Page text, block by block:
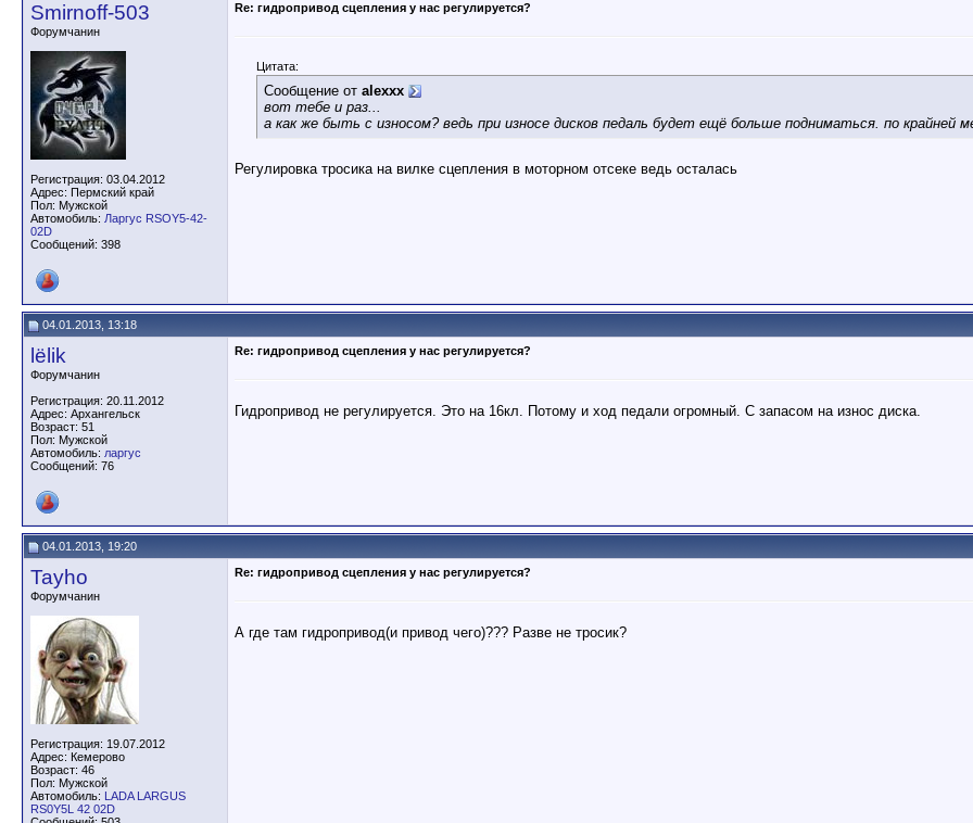
Smirnoff-503
Форумчанин
Регистрация: 03.04.2012
Адрес: Пермский край
Пол: Мужской
Автомобиль: Ларгус RSOY5-42-
02D
Сообщений: 398
Re: гидропривод сцепления у нас регулируется?
Цитата:
Сообщение от alexxx
вот тебе и раз...
а как же быть с износом? ведь при износе дисков педаль будет ещё больше подниматься. по крайней
Регулировка тросика на вилке сцепления в моторном отсеке ведь осталась
04.01.2013, 13:18
lёlik
Форумчанин
Регистрация: 20.11.2012
Адрес: Архангельск
Возраст: 51
Пол: Мужской
Автомобиль: ларгус
Сообщений: 76
Re: гидропривод сцепления у нас регулируется?
Гидропривод не регулируется. Это на 16кл. Потому и ход педали огромный. С запасом на износ диска.
04.01.2013, 19:20
Tayho
Форумчанин
Регистрация: 19.07.2012
Адрес: Кемерово
Возраст: 46
Пол: Мужской
Автомобиль: LADA LARGUS
RS0Y5L 42 02D
Re: гидропривод сцепления у нас регулируется?
А где там гидропривод(и привод чего)??? Разве не тросик?